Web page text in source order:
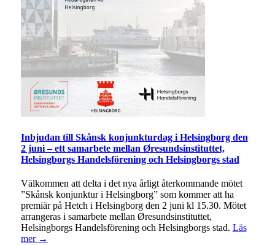
Inbjudan till Skånsk konjunkturdag i Helsingborg den
2 juni – ett samarbete mellan Øresundsinstituttet,
Helsingborgs Handelsförening och Helsingborgs stad
Välkommen att delta i det nya årligt återkommande mötet
”Skånsk konjunktur i Helsingborg” som kommer att ha
premiär på Hetch i Helsingborg den 2 juni kl 15.30. Mötet
arrangeras i samarbete mellan Øresundsinstituttet,
Helsingborgs Handelsförening och Helsingborgs stad. Läs
mer →